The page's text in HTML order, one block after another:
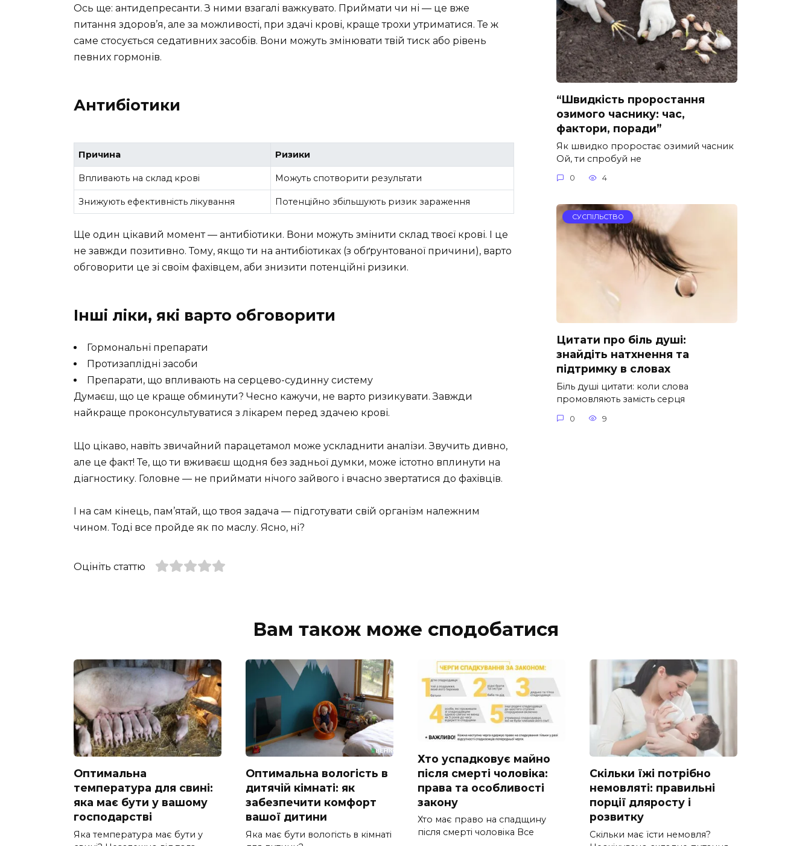
Ось ще: антидепресанти. З ними взагалі важкувато. Приймати чи ні — це вже
питання здоров’я, але за можливості, при здачі крові, краще трохи утриматися. Те ж
саме стосується седативних засобів. Вони можуть змінювати твій тиск або рівень
певних гормонів.
Антибіотики
Причина Ризики
Впливають на склад крові Можуть спотворити результати
Знижують ефективність лікування Потенційно збільшують ризик зараження
Ще один цікавий момент — антибіотики. Вони можуть змінити склад твоєї крові. І це
не завжди позитивно. Тому, якщо ти на антибіотиках (з обґрунтованої причини), варто
обговорити це зі своїм фахівцем, аби знизити потенційні ризики.
Інші ліки, які варто обговорити
Гормональні препарати
Протизаплідні засоби
Препарати, що впливають на серцево-судинну систему
Думаєш, що це краще обминути? Чесно кажучи, не варто ризикувати. Завжди
найкраще проконсультуватися з лікарем перед здачею крові.
Що цікаво, навіть звичайний парацетамол може ускладнити аналізи. Звучить дивно,
але це факт! Те, що ти вживаєш щодня без задньої думки, може істотно вплинути на
діагностику. Головне — не приймати нічого зайвого і вчасно звертатися до фахівців.
І на сам кінець, пам’ятай, що твоя задача — підготувати свій організм належним
чином. Тоді все пройде як по маслу. Ясно, ні?
Оцініть статтю
“Швидкість проростання
озимого часнику: час,
фактори, поради”
Як швидко проростає озимий часник
Ой, ти спробуй не
0 4
СУСПІЛЬСТВО
Цитати про біль душі:
знайдіть натхнення та
підтримку в словах
Біль душі цитати: коли слова
промовляють замість серця
0 9
Вам також може сподобатися
Оптимальна
температура для свині:
яка має бути у вашому
господарстві
Яка температура має бути у
Оптимальна вологість в
дитячій кімнаті: як
забезпечити комфорт
вашої дитини
Яка має бути вологість в кімнаті
Хто успадковує майно
після смерті чоловіка:
права та особливості
закону
Хто має право на спадщину
після смерті чоловіка Все
Скільки їжі потрібно
немовляті: правильні
порції дляросту і
розвитку
Скільки має їсти немовля?